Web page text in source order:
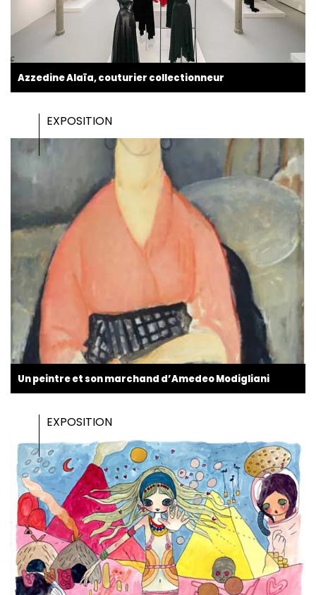
Azzedine Alaïa, couturier collectionneur
EXPOSITION
Un peintre et son marchand d’Amedeo Modigliani
EXPOSITION